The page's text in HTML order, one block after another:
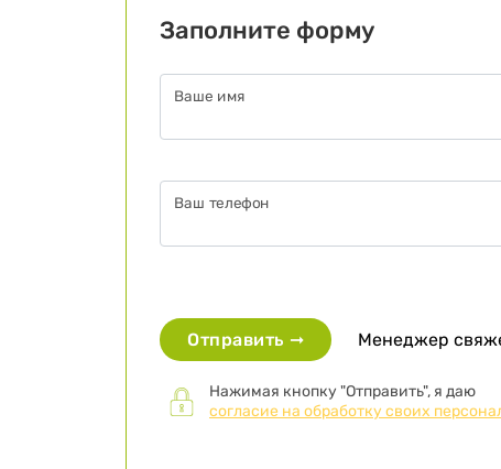
Заполните форму
Ваше имя
Ваш телефон
Отправить ➞ Менеджер
Нажимая кнопку "Отправить", я даю
согласие на обработку своих